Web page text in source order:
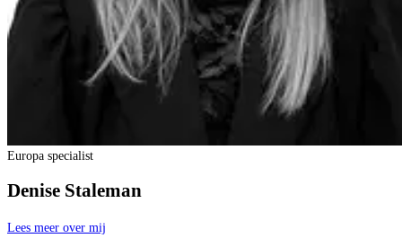
Europa specialist
Denise Staleman
Lees meer over mij